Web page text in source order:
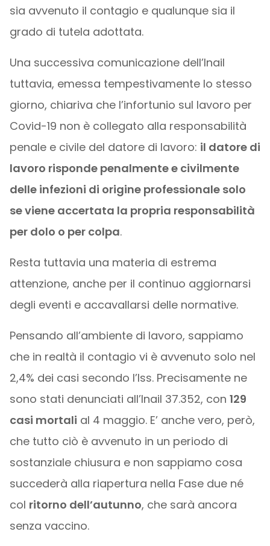
sia avvenuto il contagio e qualunque sia il
grado di tutela adottata.
Una successiva comunicazione dell’Inail
tuttavia, emessa tempestivamente lo stesso
giorno, chiariva che l’infortunio sul lavoro per
Covid-19 non è collegato alla responsabilità
penale e civile del datore di lavoro: il datore di
lavoro risponde penalmente e civilmente
delle infezioni di origine professionale solo
se viene accertata la propria responsabilità
per dolo o per colpa.
Resta tuttavia una materia di estrema
attenzione, anche per il continuo aggiornarsi
degli eventi e accavallarsi delle normative.
Pensando all’ambiente di lavoro, sappiamo
che in realtà il contagio vi è avvenuto solo nel
2,4% dei casi secondo l’Iss. Precisamente ne
sono stati denunciati all’Inail 37.352, con 129
casi mortali al 4 maggio. E’ anche vero, però,
che tutto ciò è avvenuto in un periodo di
sostanziale chiusura e non sappiamo cosa
succederà alla riapertura nella Fase due né
col ritorno dell’autunno, che sarà ancora
senza vaccino.